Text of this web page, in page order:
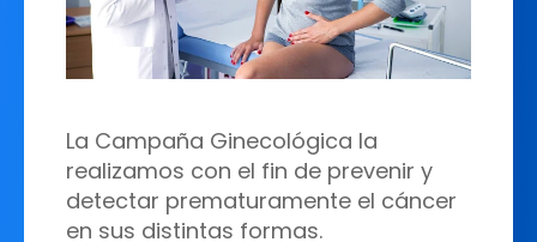
La Campaña Ginecológica la
realizamos con el fin de prevenir y
detectar prematuramente el cáncer
en sus distintas formas.